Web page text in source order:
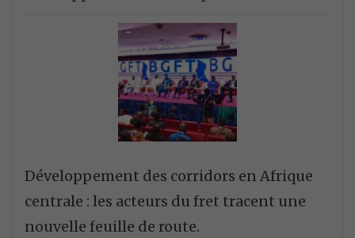
Développement des corridors en Afrique
centrale : les acteurs du fret tracent une
nouvelle feuille de route.